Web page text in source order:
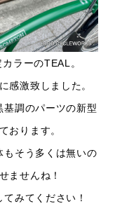
ラーのTEAL。
感激致しました。
調のパーツの新型
おります。
もそう多くは無いの
ませんね！
みてください！